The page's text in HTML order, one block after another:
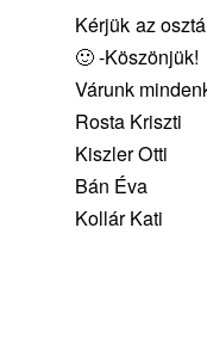
Kérjük az
🙂 -Köszönjük!
Várunk
Rosta Kriszti
Kiszler Otti
Bán Éva
Kollár Kati